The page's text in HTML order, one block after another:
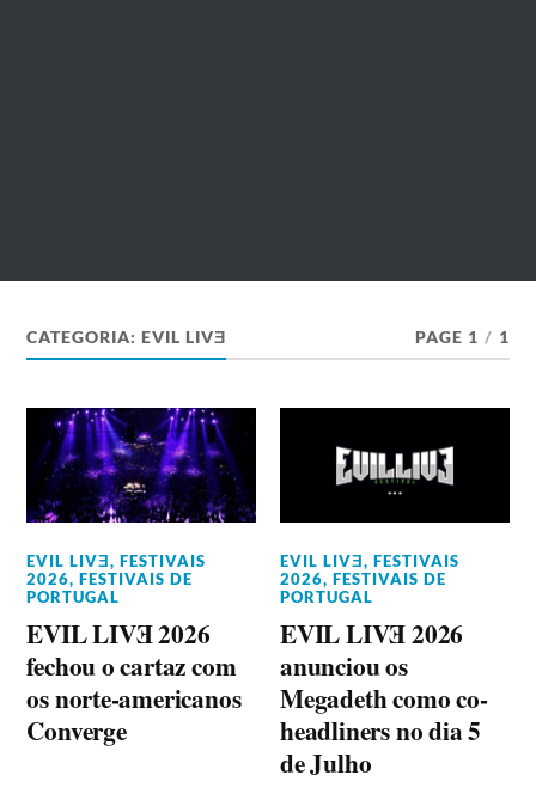
CATEGORIA:EVIL LIVƎ PAGE 1 / 1
EVIL LIVƎ,FESTIVAIS
2026,FESTIVAIS DE
PORTUGAL
EVIL LIVƎ 2026
fechou o cartaz com
os norte-americanos
Converge
EVIL LIVƎ,FESTIVAIS
2026,FESTIVAIS DE
PORTUGAL
EVIL LIVƎ 2026
anunciou os
Megadeth como co-
headliners no dia 5
de Julho